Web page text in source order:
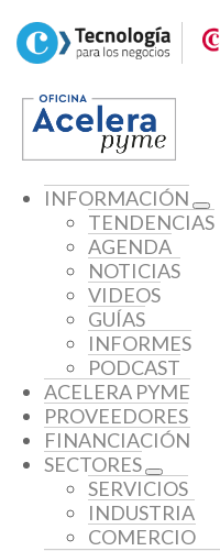
INFORMACIÓN
TENDENCIAS
AGENDA
NOTICIAS
VIDEOS
GUÍAS
INFORMES
PODCAST
ACELERA PYME
PROVEEDORES
FINANCIACIÓN
SECTORES
SERVICIOS
INDUSTRIA
COMERCIO